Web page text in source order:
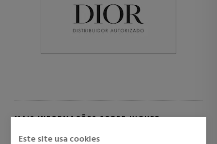
Este site usa cookies
MAIS INFORMAÇÕES SOBRE HIGHER